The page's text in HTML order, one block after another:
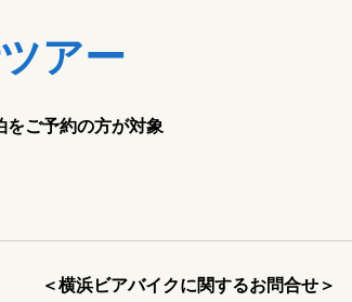
アー
ご予約の方が対象
＜横浜ビアバイクに関するお問合せ＞